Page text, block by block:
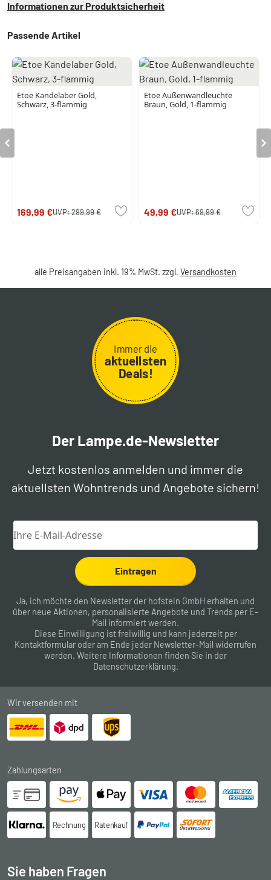
Informationen zur Produktsicherheit
Passende Artikel
Etoe Kandelaber Gold,
Schwarz, 3-flammig
169,99 €UVP:299,99 €
Etoe Außenwandleuchte
Braun, Gold, 1-flammig
49,99 €UVP:69,99 €
alle Preisangaben inkl. 19% MwSt. zzgl. Versandkosten
Immer die
aktuellsten
Deals!
Der Lampe.de-Newsletter
Jetzt kostenlos anmelden und immer die
aktuellsten Wohntrends und Angebote sichern!
Eintragen
Ja, ich möchte den Newsletter der hofstein GmbH erhalten und
über neue Aktionen, personalisierte Angebote und Trends per E-
Mail informiert werden.
Diese Einwilligung ist freiwillig und kann jederzeit per
Kontaktformular oder am Ende jeder Newsletter-Mail widerrufen
werden. Weitere Informationen finden Sie in der
Datenschutzerklärung.
Wir versenden mit
Zahlungsarten
Rechnung Ratenkauf
Sie haben Fragen